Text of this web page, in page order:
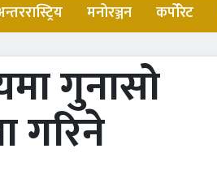
मनोरञ्जन कर्पोरेट
गुनासो
गरिने